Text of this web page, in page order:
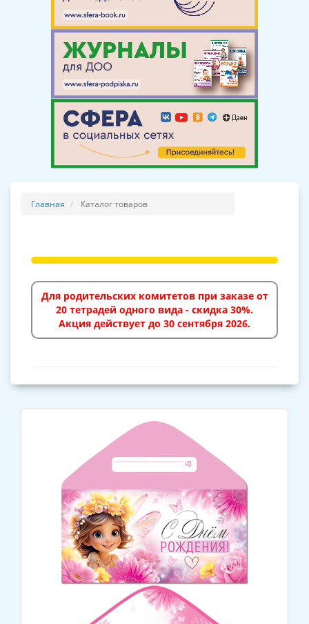
Главная Каталог товаров
Для родительских комитетов при заказе от
20 тетрадей одного вида - скидка 30%.
Акция действует до 30 сентября 2026.